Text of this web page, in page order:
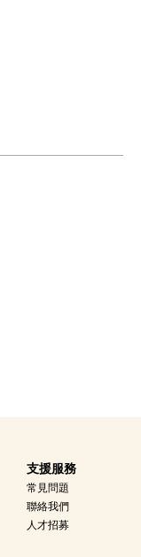
支援服務
常見問題
聯絡我們
人才招募